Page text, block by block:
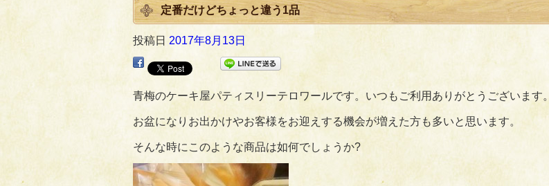
定番だけどちょっと違う1品
投稿日 2017年8月13日
青梅のケーキ屋パティスリーテロワールです。いつもご利用ありがとうございます。
お盆になりお出かけやお客様をお迎えする機会が増えた方も多いと思います。
そんな時にこのような商品は如何でしょうか?